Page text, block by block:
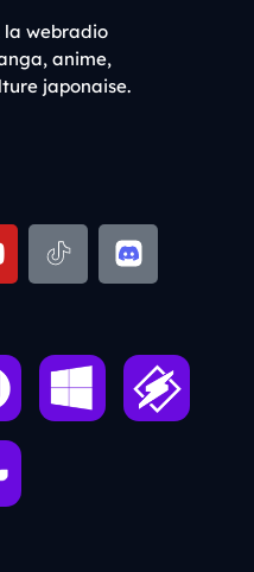
la webradio
anime,
japonaise.